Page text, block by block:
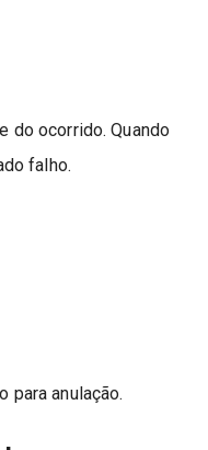
do ocorrido. Quando
falho.
anulação.